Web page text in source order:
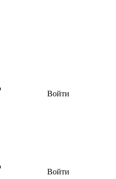
Войти
Войти